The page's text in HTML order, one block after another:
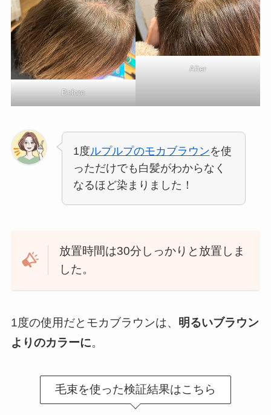
Before
After
1度ルプルプのモカブラウンを使
っただけでも白髪がわからなく
なるほど染まりました！
放置時間は30分しっかりと放置しま
した。
1度の使用だとモカブラウンは、 明るいブラウン
よりのカラーに。
毛束を使った検証結果はこちら